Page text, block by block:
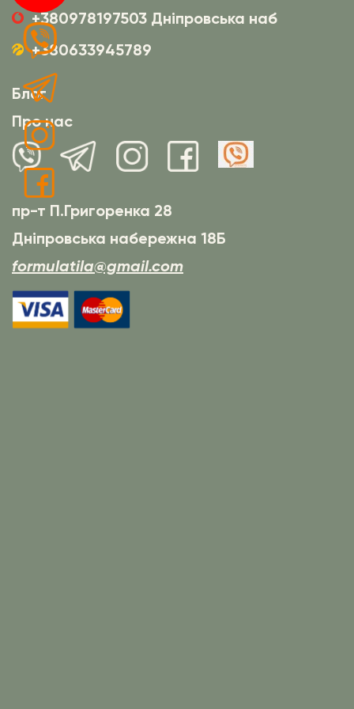
+380978197503 Дніпровська наб
+380633945789
Блог
Про нас
пр-т П.Григоренка 28
Дніпровська набережна 18Б
formulatila@gmail.com